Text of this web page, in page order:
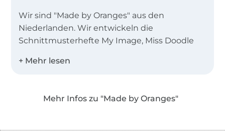
Wir sind "Made by Oranges" aus den
Niederlanden. Wir entwickeln die
Schnittmusterhefte My Image, Miss Doodle
Englisch, Niederländisch und Französisch an!
Mehr Infos zu "Made by Oranges"